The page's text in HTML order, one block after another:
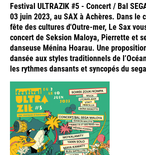
Festival ULTRAZIK #5 - Concert / Bal
03 juin 2023, au SAX à Achères. Dans le
fête des cultures d'Outre-mer, Le Sax
concert de Seksion Maloya, Pierrette et
danseuse Ménina Hoarau. Une
dansée aux styles traditionnels de
les rythmes dansants et syncopés du